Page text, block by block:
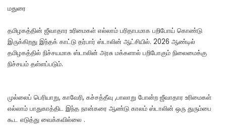
மதுரை
தமிழகத்தின் ஜீவாதார உரிமைகள் எல்லாம் பரிதாபமாக பறிபோய் கொண்டு
இருக்கிறது இந்தக் காட்டு தர்பார் ஸ்டாலின் ஆட்சியில். 2026 ஆண்டில்
தமிழகத்தில் நிச்சயமாக ஸ்டாலின் அரசு மக்களால் பறிபோகும் நிலைமைக்கு
நிச்சயம் தள்ளப்படும்.
முல்லைப் பெரியாறு, காவேரி, கச்சத்தீவு ,பாலாறு போன்ற ஜீவாதார உரிமைகள்
எல்லாம் பாதுகாத்திட இந்த நான்கரை ஆண்டு காலம் ஸ்டாலின் ஒரு துரும்பை
கூட எடுத்து வைக்கவில்லை .